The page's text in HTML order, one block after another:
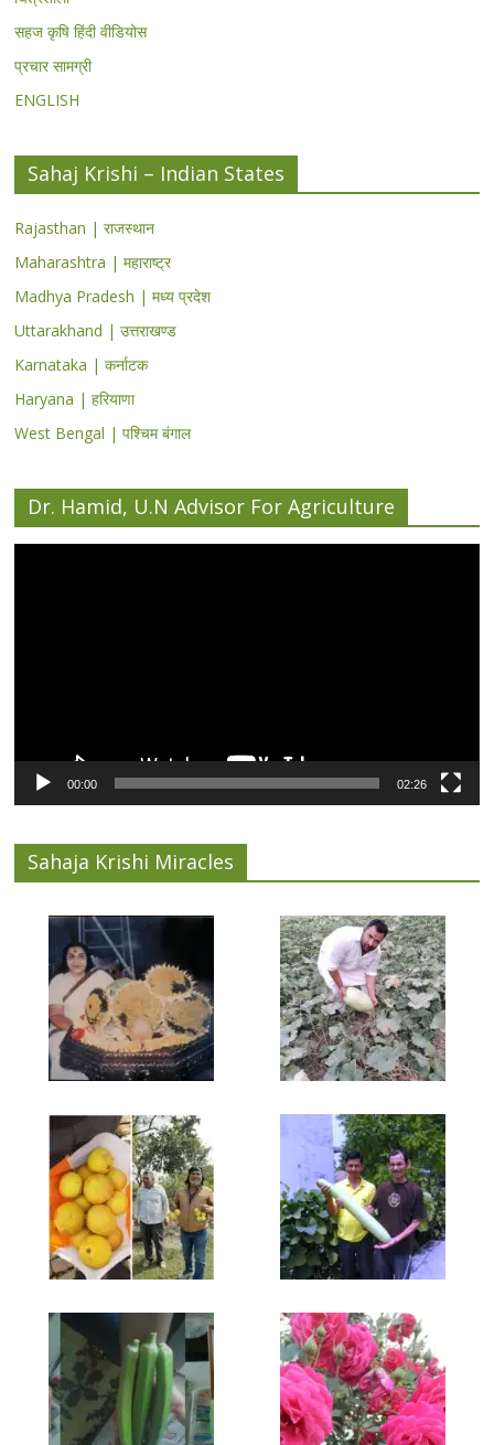
सहज कृषि हिंदी वीडियोस
प्रचार सामग्री
ENGLISH
Sahaj Krishi – Indian States
Rajasthan | राजस्थान
Maharashtra | महाराष्ट्र
Madhya Pradesh | मध्य प्रदेश
Uttarakhand | उत्तराखण्ड
Karnataka | कर्नाटक
Haryana | हरियाणा
West Bengal | पश्चिम बंगाल
Dr. Hamid, U.N Advisor For Agriculture
00:00 02:26
Sahaja Krishi Miracles